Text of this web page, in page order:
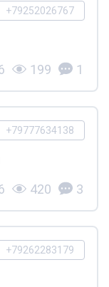
+79252026767
199 1
+79777634138
420 3
+79262283179